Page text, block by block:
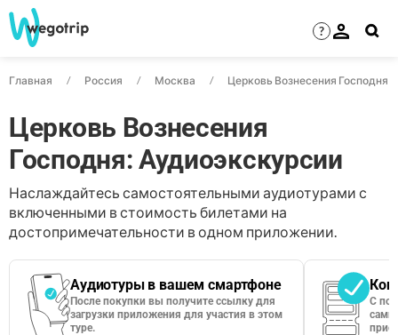
?
Главная Россия Москва Церковь Вознесения Господня
Церковь Вознесения
Господня: Аудиоэкскурсии
Наслаждайтесь самостоятельными аудиотурами с
включенными в стоимость билетами на
достопримечательности в одном приложении.
Аудиотуры в вашем смартфоне
После покупки вы получите ссылку для
загрузки приложения для участия в этом
туре.
С
сами